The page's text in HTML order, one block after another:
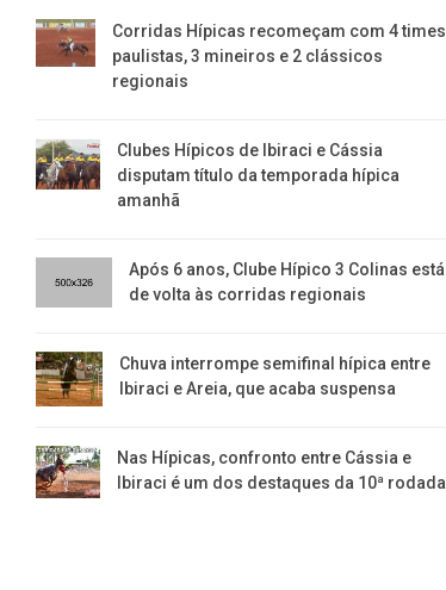
Corridas Hípicas recomeçam com 4 times
paulistas, 3 mineiros e 2 clássicos
regionais
Clubes Hípicos de Ibiraci e Cássia
disputam título da temporada hípica
amanhã
Após 6 anos, Clube Hípico 3 Colinas está
de volta às corridas regionais
​Chuva interrompe semifinal hípica entre
Ibiraci e Areia, que acaba suspensa
Nas Hípicas, confronto entre Cássia e
Ibiraci é um dos destaques da 10ª rodada